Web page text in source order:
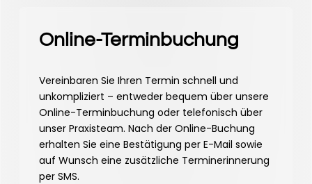
Online-Terminbuchung
Vereinbaren Sie Ihren Termin schnell und
unkompliziert – entweder bequem über unsere
Online-Terminbuchung oder telefonisch über
unser Praxisteam. Nach der Online-Buchung
erhalten Sie eine Bestätigung per E-Mail sowie
auf Wunsch eine zusätzliche Terminerinnerung
per SMS.